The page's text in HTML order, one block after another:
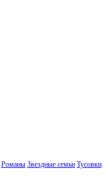
Романы Звездные семьи Тусовки